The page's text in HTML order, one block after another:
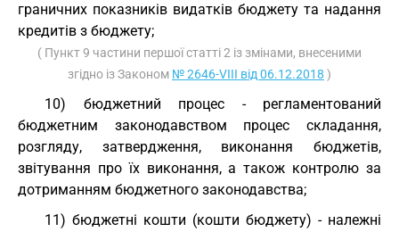
граничних показників видатків бюджету та надання
кредитів з бюджету;
( Пункт 9 частини першої статті 2 із змінами, внесеними
згідно із Законом № 2646-VIII від 06.12.2018 )
10) бюджетний процес - регламентований
бюджетним законодавством процес складання,
розгляду, затвердження, виконання бюджетів,
звітування про їх виконання, а також контролю за
дотриманням бюджетного законодавства;
11) бюджетні кошти (кошти бюджету) - належні